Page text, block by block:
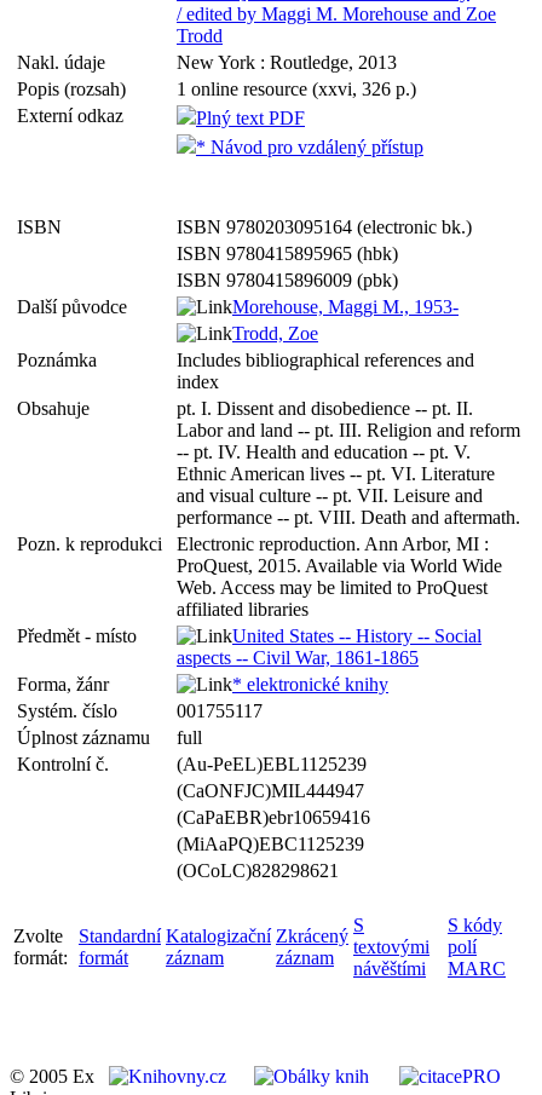
/ edited by Maggi M. Morehouse and Zoe
Trodd
Nakl. údaje
New York : Routledge, 2013
Popis (rozsah)
1 online resource (xxvi, 326 p.)
Externí odkaz
Plný text PDF
* Návod pro vzdálený přístup
ISBN
ISBN 9780203095164 (electronic bk.)
ISBN 9780415895965 (hbk)
ISBN 9780415896009 (pbk)
Další původce
Morehouse, Maggi M., 1953-
Trodd, Zoe
Poznámka
Includes bibliographical references and
index
Obsahuje
pt. I. Dissent and disobedience -- pt. II.
Labor and land -- pt. III. Religion and reform
-- pt. IV. Health and education -- pt. V.
Ethnic American lives -- pt. VI. Literature
and visual culture -- pt. VII. Leisure and
performance -- pt. VIII. Death and aftermath.
Pozn. k reprodukci
Electronic reproduction. Ann Arbor, MI :
ProQuest, 2015. Available via World Wide
Web. Access may be limited to ProQuest
affiliated libraries
Předmět - místo
United States -- History -- Social
aspects -- Civil War, 1861-1865
Forma, žánr
* elektronické knihy
Systém. číslo
001755117
Úplnost záznamu
full
Kontrolní č.
(Au-PeEL)EBL1125239
(CaONFJC)MIL444947
(CaPaEBR)ebr10659416
(MiAaPQ)EBC1125239
(OCoLC)828298621
Zvolte
formát:
Standardní
formát
Katalogizační
záznam
Zkrácený
záznam
S
textovými
návěštími
S kódy
polí
MARC
© 2005 Ex